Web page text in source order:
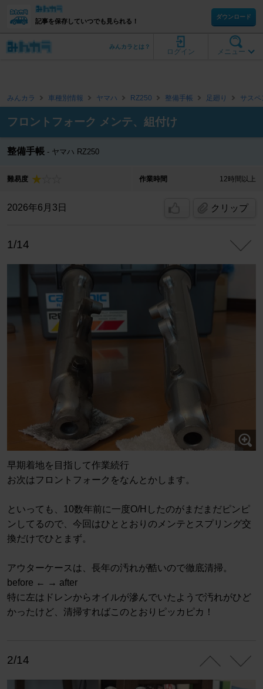
記事を保存していつでも見られる！
ダウンロード
メニュー
ログイン
みんカラとは？
みんカラ 車種別情報 ヤマハ RZ250 整備手帳 足廻り サス
フロントフォーク メンテ、組付け
整備手帳 ヤマハ RZ250
難易度 作業時間 12時間以上
2026年6月3日 クリップ
1/14
早期着地を目指して作業続行
お次はフロントフォークをなんとかします。
といっても、10数年前に一度O/Hしたのがまだまだピンピ
ンしてるので、今回はひととおりのメンテとスプリング交
換だけでひとまず。
アウターケースは、長年の汚れが酷いので徹底清掃。
before ← → after
特に左はドレンからオイルが滲んでいたようで汚れがひど
かったけど、清掃すればこのとおりピッカピカ！
2/14